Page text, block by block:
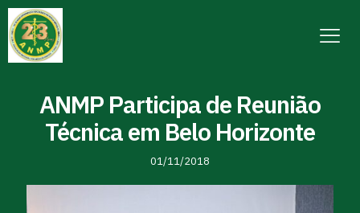
ANMP Participa de Reunião
Técnica em Belo Horizonte
01/11/2018